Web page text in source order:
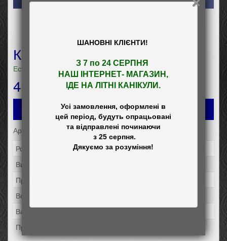
ШАНОВНІ КЛІЄНТИ!
З 7 по 24 СЕРПНЯ
НАШ ІНТЕРНЕТ- МАГАЗИН
ІДЕ НА ЛІТНІ КАНІКУЛИ.
Усі замовлення, оформлені в
цей період, будуть опрацьовані
та відправлені починаючи
Кольє Невидимка
Есть в наличии
491
Добавить в заказ
Артикул: 6868.6
Розмір:
39, 42, 43, 44, 45, 46см
Виробник:
Проба:
Вставка:
Вага:
Праздники: